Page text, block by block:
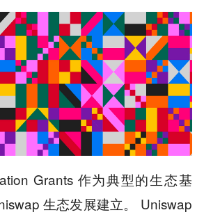
Grants 作为典型的生态基
生态发展建立。 Uniswap